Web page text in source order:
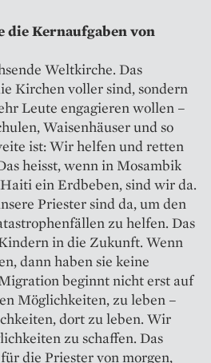
die ­Kern­aufgaben von
Weltkirche. Das
Kirchen voller sind, sondern
Leute engagieren wollen –
Waisenhäuser und so
ist: Wir helfen und retten
heisst, wenn in Mosambik
ein Erdbeben, sind wir da.
Priester sind da, um den
zu helfen. Das
in die Zukunft. Wenn
dann haben sie keine
beginnt nicht erst auf
Möglichkeiten, zu leben –
dort zu leben. Wir
zu schaffen. Das
die Priester von morgen,